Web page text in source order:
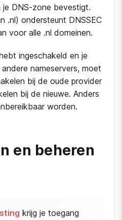
DNS-zone bevestigt.
.nl) ondersteunt DNSSEC
voor alle .nl domeinen.
ingeschakeld en je
nameservers, moet
bij de oude provider
bij de nieuwe. Anders
worden.
en beheren
krijg je toegang